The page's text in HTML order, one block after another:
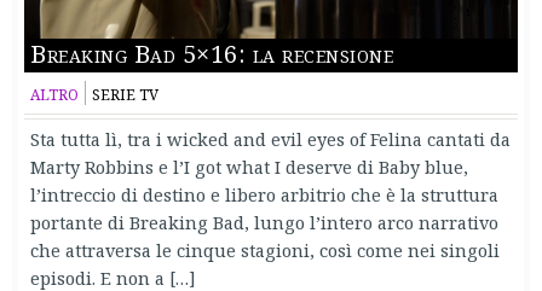
Breaking Bad 5×16: la recensione
ALTRO SERIE TV
Sta tutta lì, tra i wicked and evil eyes of Felina cantati da
Marty Robbins e l’I got what I deserve di Baby blue,
l’intreccio di destino e libero arbitrio che è la struttura
portante di Breaking Bad, lungo l’intero arco narrativo
che attraversa le cinque stagioni, così come nei singoli
episodi. E non a […]